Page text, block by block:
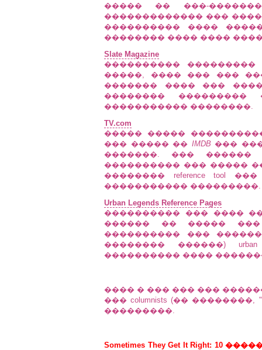
����� �� ���-
������������� ���
���������� ����
�������� ���� ����
Slate Magazine
����������
�����, ���� ��� ���
������� ���� ���
��������
����������� ��������.
TV.com
����� �����
��� ����� �� IMDB���
�������. ��� ������
���������� ��� �����
�������� reference tool
����������� ���������.
Urban Legends Reference Pages
���������� ��� ����
������ �� �����
���������� ���
�������� ������)
���������� ����
���� � ��� ��� ��� ������
��� columnists (��
���������.
Sometimes They Get It Right: